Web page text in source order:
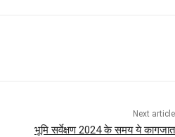
Next article
भूमि सर्वेक्षण 2024 के समय ये कागजात